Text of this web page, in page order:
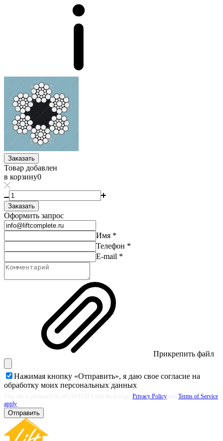
Заказать
Товар добавлен
в корзину0
Заказать
Оформить запрос
Имя *
Телефон *
E-mail *
Прикрепить файл
Нажимая кнопку «Отправить», я даю свое согласие на
обработку моих персональных данных
Privacy Policy
Terms of Service
apply
Отправить